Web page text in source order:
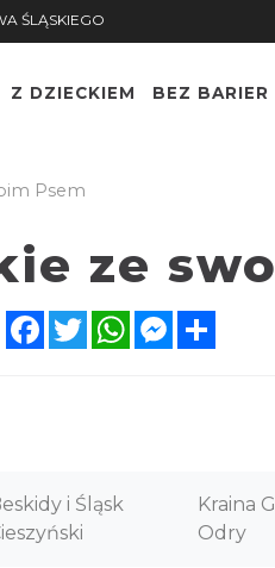
ŚLĄSKIEGO
Z DZIECKIEM BEZ BARIER
Psem
ze
FacebookTwitterWhatsAppMessenger
i Śląsk
Kraina
Odry